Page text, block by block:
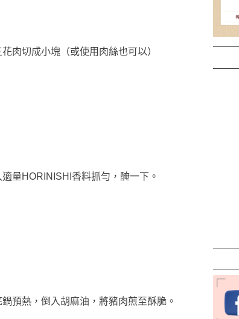
花肉切成小塊（或使用肉絲也可以）
適量HORINISHI香料抓勻，醃一下。
鍋預熱，倒入胡麻油，將豬肉煎至酥脆。